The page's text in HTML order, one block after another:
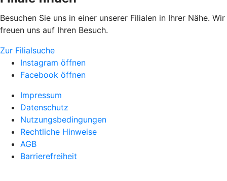
Besuchen Sie uns in einer unserer Filialen in Ihrer Nähe. Wir
freuen uns auf Ihren Besuch.
Zur Filialsuche
Instagram öffnen
Facebook öffnen
Impressum
Datenschutz
Nutzungsbedingungen
Rechtliche Hinweise
AGB
Barrierefreiheit